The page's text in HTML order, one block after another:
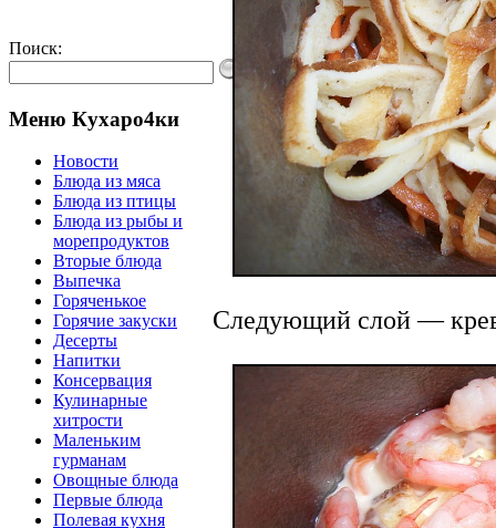
Поиск:
Меню Кухаро4ки
Новости
Блюда из мяса
Блюда из птицы
Блюда из рыбы и
морепродуктов
Вторые блюда
Выпечка
Горяченькое
Горячие закуски
Десерты
Напитки
Консервация
Кулинарные
хитрости
Маленьким
гурманам
Овощные блюда
Первые блюда
Полевая кухня
Следующий слой —